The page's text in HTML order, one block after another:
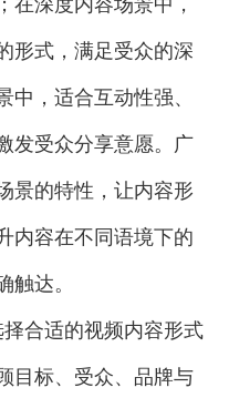
在深度内容场景中，
形式，满足受众的深
中，适合互动性强、
发受众分享意愿。广
景的特性，让内容形
内容在不同语境下的
触达。
合适的视频内容形式
目标、受众、 品牌与